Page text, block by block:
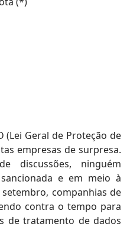
(Lei Geral de Proteção de
empresas de surpresa.
discussões, ninguém
e em meio à
companhias de
contra o tempo para
de tratamento de dados